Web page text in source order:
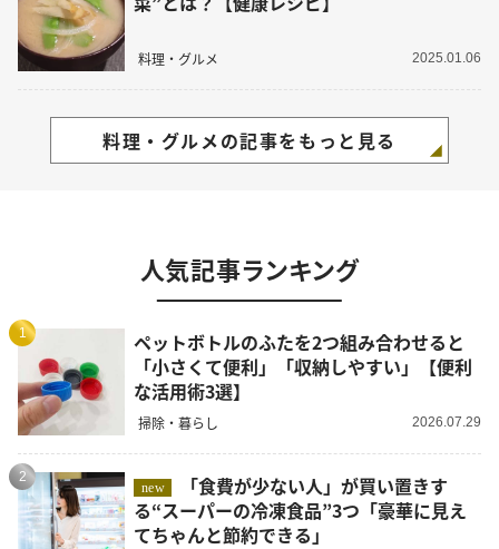
料理・グルメ 2025.01.06
料理・グルメの記事をもっと見る
人気記事ランキング
1
ペットボトルのふたを2つ組み合わせると
「小さくて便利」「収納しやすい」【便利
な活用術3選】
掃除・暮らし 2026.07.29
2
new
る“スーパーの冷凍食品”3つ「豪華に見え
てちゃんと節約できる」